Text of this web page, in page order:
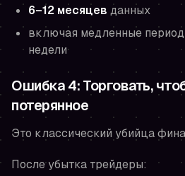
6–12 месяцев данных
включая медленные
недели
Ошибка 4: Торговать,
потерянное
Это классический убийца
После убытка трейдеры: